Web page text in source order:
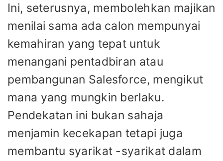
Ini, seterusnya, membolehkan majikan
menilai sama ada calon mempunyai
kemahiran yang tepat untuk
menangani pentadbiran atau
pembangunan Salesforce, mengikut
mana yang mungkin berlaku.
Pendekatan ini bukan sahaja
menjamin kecekapan tetapi juga
membantu syarikat -syarikat dalam